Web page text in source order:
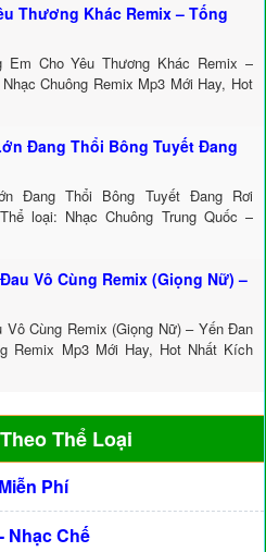
Thương Khác Remix – Tống
Em Cho Yêu Thương Khác Remix –
Chuông Remix Mp3 Mới Hay, Hot
Đang Thổi Bông Tuyết Đang
Đang Thổi Bông Tuyết Đang Rơi
loại: Nhạc Chuông Trung Quốc –
Vô Cùng Remix (Giọng Nữ) –
Vô Cùng Remix (Giọng Nữ) – Yến Đan
Remix Mp3 Mới Hay, Hot Nhất Kích
Thể Loại
Phí
Nhạc Chế